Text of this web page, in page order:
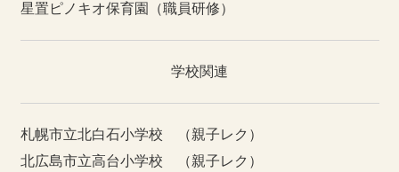
星置ピノキオ保育園（職員研修）
学校関連
札幌市立北白石小学校 （親子レク）
北広島市立高台小学校 （親子レク）